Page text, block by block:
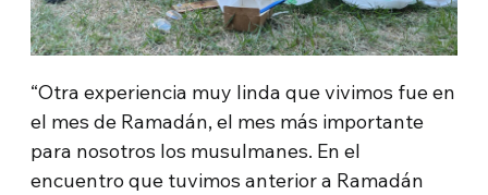
“Otra experiencia muy linda que vivimos fue en
el mes de Ramadán, el mes más importante
para nosotros los musulmanes. En el
encuentro que tuvimos anterior a Ramadán